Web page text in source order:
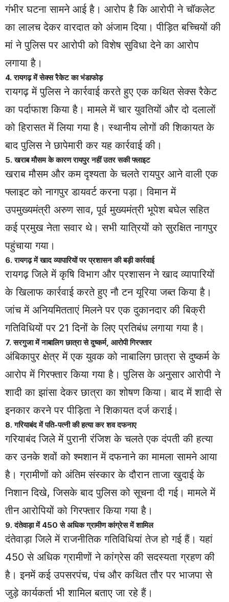
गंभीर घटना सामने आई है। आरोप है कि आरोपी ने चॉकलेट
का लालच देकर वारदात को अंजाम दिया। पीड़ित बच्चियों की
मां ने पुलिस पर आरोपी को विशेष सुविधा देने का आरोप
लगाया है।
4. रायगढ़ में सेक्स रैकेट का भंडाफोड़
रायगढ़ में पुलिस ने कार्रवाई करते हुए एक कथित सेक्स रैकेट
का पर्दाफाश किया है। मामले में चार युवतियों और दो दलालों
को हिरासत में लिया गया है। स्थानीय लोगों की शिकायत के
बाद पुलिस ने छापेमारी कर यह कार्रवाई की।
5. खराब मौसम के कारण रायपुर नहीं उतर सकी फ्लाइट
खराब मौसम और कम दृश्यता के चलते रायपुर आने वाली एक
फ्लाइट को नागपुर डायवर्ट करना पड़ा। विमान में
उपमुख्यमंत्री अरुण साव, पूर्व मुख्यमंत्री भूपेश बघेल सहित
कई प्रमुख नेता सवार थे। सभी यात्रियों को सुरक्षित नागपुर
पहुंचाया गया।
6. रायगढ़ में खाद व्यापारियों पर प्रशासन की बड़ी कार्रवाई
रायगढ़ जिले में कृषि विभाग और प्रशासन ने खाद व्यापारियों
के खिलाफ कार्रवाई करते हुए नौ टन यूरिया जब्त किया है।
जांच में अनियमितताएं मिलने पर एक दुकानदार की बिक्री
गतिविधियों पर 21 दिनों के लिए प्रतिबंध लगाया गया है।
7. सरगुजा में नाबालिग छात्रा से दुष्कर्म, आरोपी गिरफ्तार
अंबिकापुर क्षेत्र में एक युवक को नाबालिग छात्रा से दुष्कर्म के
आरोप में गिरफ्तार किया गया है। पुलिस के अनुसार आरोपी ने
शादी का झांसा देकर छात्रा का शोषण किया। बाद में शादी से
इनकार करने पर पीड़िता ने शिकायत दर्ज कराई।
8. गरियाबंद में पति-पत्नी की हत्या कर शव दफनाए
गरियाबंद जिले में पुरानी रंजिश के चलते एक दंपती की हत्या
कर उनके शवों को श्मशान में दफनाने का मामला सामने आया
है। ग्रामीणों को अंतिम संस्कार के दौरान ताजा खुदाई के
निशान दिखे, जिसके बाद पुलिस को सूचना दी गई। मामले में
तीन आरोपियों को गिरफ्तार किया गया है।
9. दंतेवाड़ा में 450 से अधिक ग्रामीण कांग्रेस में शामिल
दंतेवाड़ा जिले में राजनीतिक गतिविधियां तेज हो गई हैं। यहां
450 से अधिक ग्रामीणों ने कांग्रेस की सदस्यता ग्रहण की
है। इनमें कई उपसरपंच, पंच और कथित तौर पर भाजपा से
जुड़े कार्यकर्ता भी शामिल बताए जा रहे हैं।